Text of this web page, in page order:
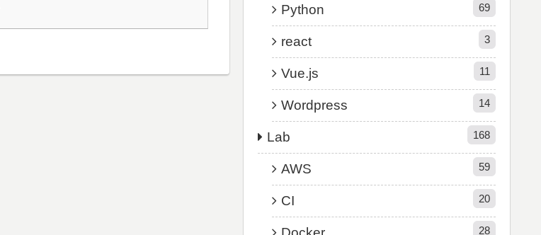
Python 69
react 3
Vue.js 11
Wordpress 14
Lab 168
AWS 59
CI 20
28